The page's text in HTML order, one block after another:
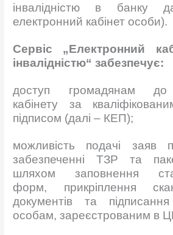
інвалідністю в банку
електронний кабінет особи).
Сервіс „Електронний
інвалідністю“ забезпечує:
доступ громадянам до
кабінету за
підписом (далі – КЕП);
можливість подачі заяв
забезпеченні ТЗР та
шляхом заповнення
форм, прикріплення
документів та
особам, зареєстрованим в